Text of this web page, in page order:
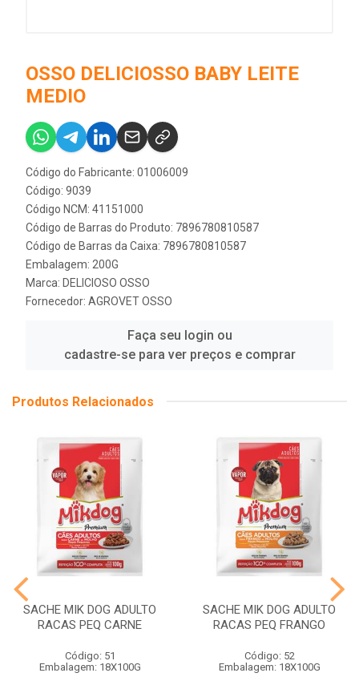
OSSO DELICIOSSO BABY LEITE
MEDIO
Código do Fabricante: 01006009
Código: 9039
Código NCM: 41151000
Código de Barras do Produto: 7896780810587
Código de Barras da Caixa: 7896780810587
Embalagem: 200G
Marca: DELICIOSO OSSO
Fornecedor: AGROVET OSSO
Faça seu login ou
cadastre-se para ver preços e comprar
Produtos Relacionados
SACHE MIK DOG ADULTO
RACAS PEQ CARNE
Código: 51
Embalagem: 18X100G
SACHE MIK DOG ADULTO
RACAS PEQ FRANGO
Código: 52
Embalagem: 18X100G